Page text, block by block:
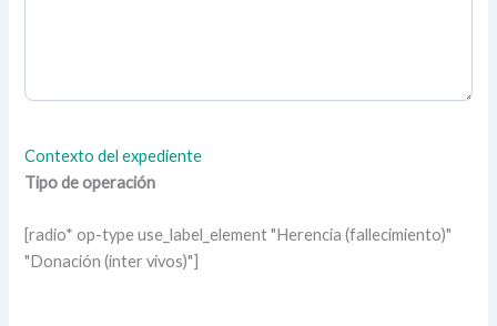
Contexto del expediente
Tipo de operación
[radio* op-type use_label_element "Herencia (fallecimiento)"
"Donación (inter vivos)"]